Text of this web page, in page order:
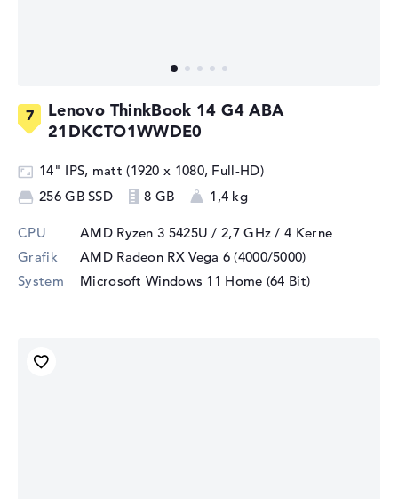
Lenovo ThinkBook 14 G4 ABA
21DKCTO1WWDE0
14" IPS, matt (1920 x 1080, Full-HD)
256 GB SSD
8 GB 1,4 kg
CPU AMD Ryzen 3 5425U / 2,7 GHz / 4 Kerne
Grafik
AMD Radeon RX Vega 6 (4000/5000)
System
Microsoft Windows 11 Home (64 Bit)